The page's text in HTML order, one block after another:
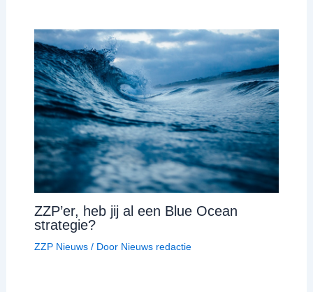
ZZP’er, heb jij al een Blue Ocean
strategie?
ZZP Nieuws/ Door Nieuws redactie